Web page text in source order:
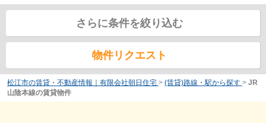
さらに条件を絞り込む
物件リクエスト
松江市の賃貸・不動産情報｜有限会社朝日住宅 > (賃貸)路線・駅から探す > JR
山陰本線の賃貸物件